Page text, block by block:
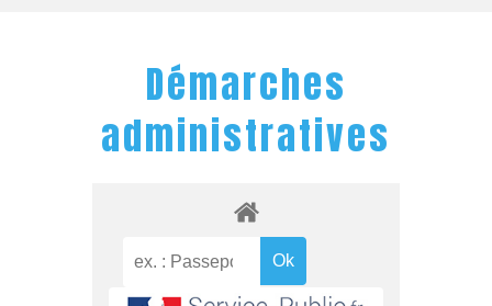
Démarches
administratives